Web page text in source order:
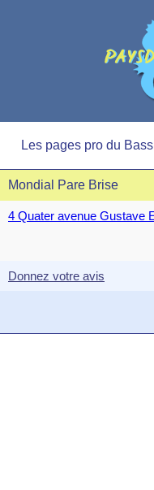
Les pages pro du
Mondial Pare Brise
4 Quater avenue Gustave
Donnez votre avis